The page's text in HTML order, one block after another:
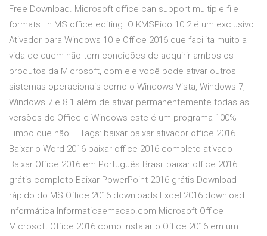
Free Download. Microsoft office can support multiple file
formats. In MS office editing O KMSPico 10.2 é um exclusivo
Ativador para Windows 10 e Office 2016 que facilita muito a
vida de quem não tem condições de adquirir ambos os
produtos da Microsoft, com ele você pode ativar outros
sistemas operacionais como o Windows Vista, Windows 7,
Windows 7 e 8.1 além de ativar permanentemente todas as
versões do Office e Windows este é um programa 100%
Limpo que não … Tags: baixar baixar ativador office 2016
Baixar o Word 2016 baixar office 2016 completo ativado
Baixar Office 2016 em Português Brasil baixar office 2016
grátis completo Baixar PowerPoint 2016 grátis Download
rápido do MS Office 2016 downloads Excel 2016 download
Informática Informaticaemacao.com Microsoft Office
Microsoft Office 2016 como Instalar o Office 2016 em um